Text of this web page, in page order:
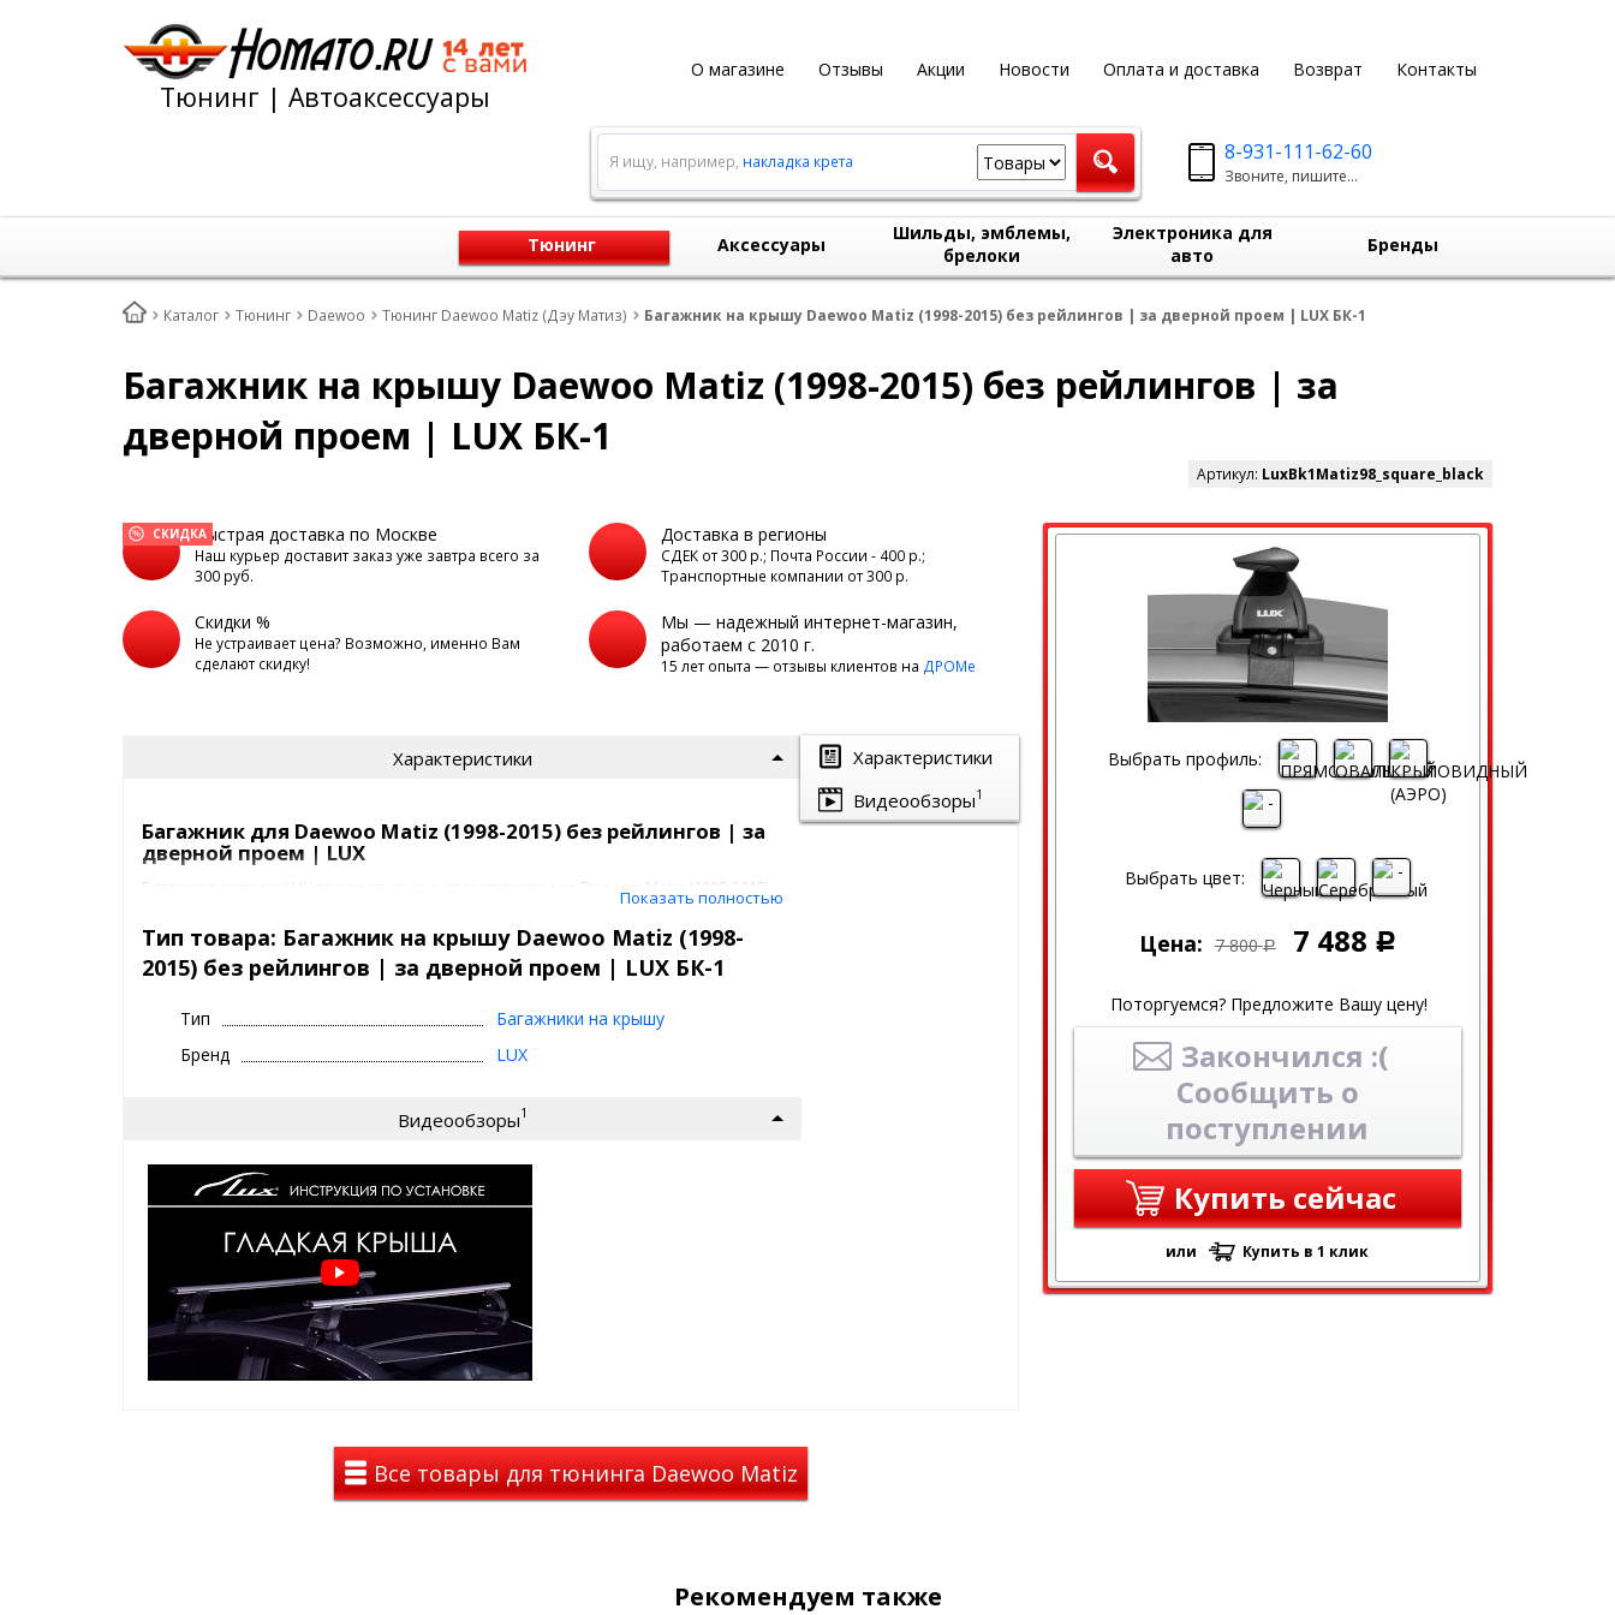
О магазине Отзывы Акции Новости Оплата и доставка Возврат Контакты
Тюнинг | Автоаксессуары
8-931-111-62-60
Звоните, пишите...
Я ищу, например, накладка крета
Тюнинг Аксессуары
Шильды, эмблемы,
брелоки
Электроника для
авто
Бренды
Каталог Тюнинг Daewoo Тюнинг Daewoo Matiz (Дэу Матиз) Багажник на крышу Daewoo Matiz (1998-2015) без рейлингов | за дверной проем | LUX БК-1
Багажник на крышу Daewoo Matiz (1998-2015) без рейлингов | за
дверной проем | LUX БК-1
Артикул: LuxBk1Matiz98_square_black
СКИДКА
Выбрать профиль:
Выбрать цвет:
Цена: 7 800 Р 7 488 Р
Поторгуемся? Предложите Вашу цену!
Закончился :(
Сообщить о
поступлении
Купить сейчас
или Купить в 1 клик
Быстрая доставка по Москве
Наш курьер доставит заказ уже завтра всего за
300 руб.
Доставка в регионы
СДЕК от 300 р.; Почта России - 400 р.;
Транспортные компании от 300 р.
Скидки %
Не устраивает цена? Возможно, именно Вам
сделают скидку!
Мы — надежный интернет-магазин,
работаем с 2010 г.
15 лет опыта — отзывы клиентов на ДРОМе
Характеристики
Видеообзоры1
Характеристики
Багажник для Daewoo Matiz (1998-2015) без рейлингов | за
дверной проем | LUX
Багажная система LUX предназначена для установки на Daewoo Matiz (1998-2015)
Крепежные элементы жестко фиксируют багажник в необходимом положении.
Для предотвращения повреждения лакокрасочного слоя крыши, крепежные
элементы покрыты специальным полиуретановым составом.
Багажник ЛЮКС представляет собой
4 адаптера под ваш авто
- усиленныйстальной
прямоугольного сечения 22х32 мм. покрытый черным пластиком для
закрыт пластиковыми заглушками, а пазы крепления опор закрыты
резиновыми уплотнителями.
мм, с серым анодированным покрытием. Для снижения шума при движении,
с торцов профиль закрыт пластиковыми заглушками, а пазы крепления
опор закрыты резиновыми уплотнителями. Сверху профиля
(евро слот) шириной 11 мм для крепления дополнительных аксессуаров, по
умолчанию закрытый резиновым уплотнителем. Такой уплотнитель
удобен тем, что не позволяет перевозимому грузу скользить по
поперечине.
движения. Также, для снижения шума, с торцов профиль закрыт
пластиковыми заглушками, а пазы крепления опор закрыты резиновыми
уплотнителями. Сверху профиляимеется Т-паз(евро слот) шириной 11 мм
Инновационная мягкая оболочка стальных адаптеров LUX позволяет надёжно
Показать полностью
Тип товара: Багажник на крышу Daewoo Matiz (1998-
2015) без рейлингов | за дверной проем | LUX БК-1
Тип
Багажники на крышу
Бренд
LUX
Видеообзоры1
Все товары для тюнинга Daewoo Matiz
Рекомендуем также